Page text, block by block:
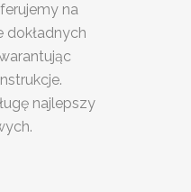
na
dokładnych
najlepszy